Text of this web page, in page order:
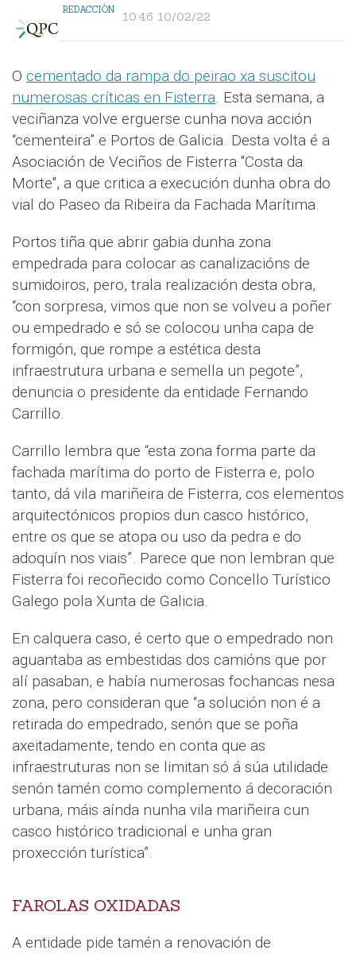
REDACCIÓN 10:46 10/02/22
O cementado da rampa do peirao xa suscitou
numerosas críticas en Fisterra. Esta semana, a
veciñanza volve erguerse cunha nova acción
“cementeira” e Portos de Galicia. Desta volta é a
Asociación de Veciños de Fisterra "Costa da
Morte", a que critica a execución dunha obra do
vial do Paseo da Ribeira da Fachada Marítima.
Portos tiña que abrir gabia dunha zona
empedrada para colocar as canalizacións de
sumidoiros, pero, trala realización desta obra,
“con sorpresa, vimos que non se volveu a poñer
ou empedrado e só se colocou unha capa de
formigón, que rompe a estética desta
infraestrutura urbana e semella un pegote”,
denuncia o presidente da entidade Fernando
Carrillo.
Carrillo lembra que “esta zona forma parte da
fachada marítima do porto de Fisterra e, polo
tanto, dá vila mariñeira de Fisterra, cos elementos
arquitectónicos propios dun casco histórico,
entre os que se atopa ou uso da pedra e do
adoquín nos viais”. Parece que non lembran que
Fisterra foi recoñecido como Concello Turístico
Galego pola Xunta de Galicia.
En calquera caso, é certo que o empedrado non
aguantaba as embestidas dos camións que por
alí pasaban, e había numerosas fochancas nesa
zona, pero consideran que “a solución non é a
retirada do empedrado, senón que se poña
axeitadamente, tendo en conta que as
infraestruturas non se limitan só á súa utilidade
senón tamén como complemento á decoración
urbana, máis aínda nunha vila mariñeira cun
casco histórico tradicional e unha gran
proxección turística”.
FAROLAS OXIDADAS
A entidade pide tamén a renovación de